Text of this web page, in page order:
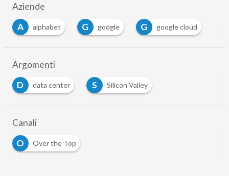
Aziende
A
alphabet G google G google cloud
Argomenti
D
data center S Silicon Valley
Canali
O
Over the Top